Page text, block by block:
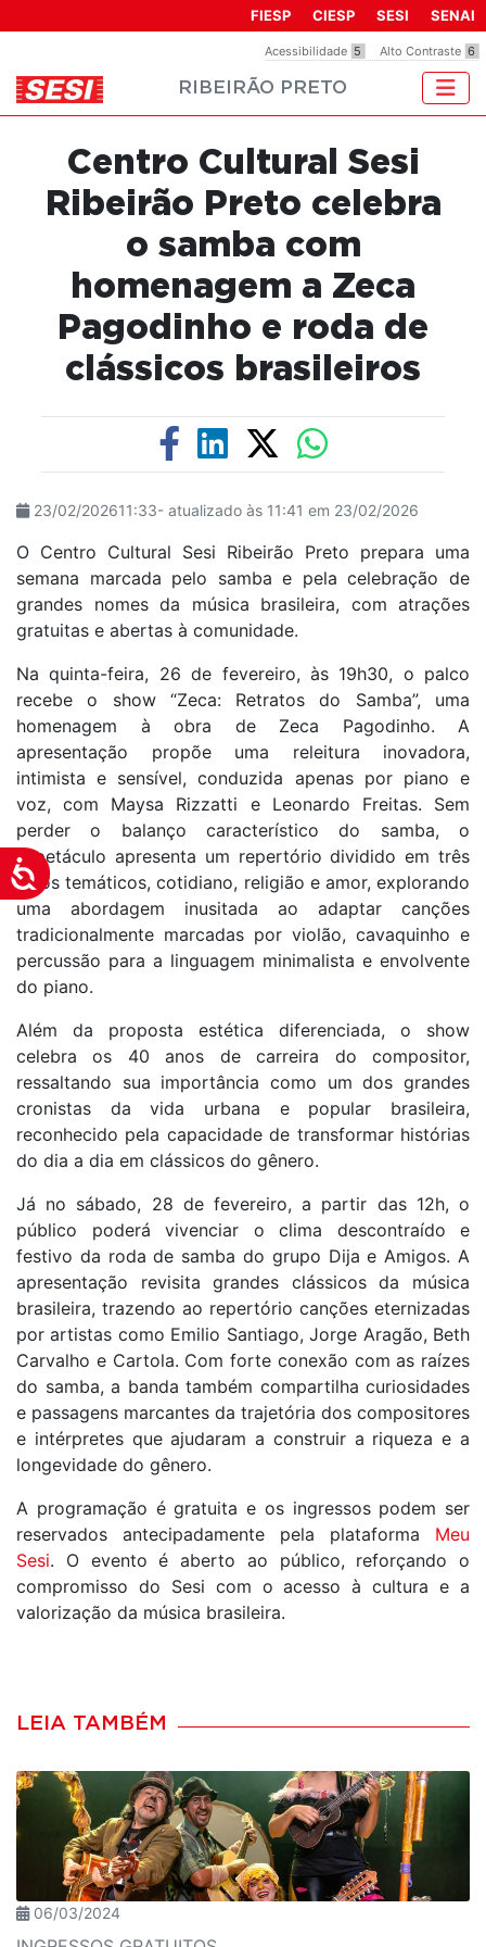
inclui
um
acessibilidade.
Acessibilidade
Acessibilidade 5 Alto Contraste 6
FIESP CIESP SESI SENAI
RIBEIRÃO PRETO
Centro Cultural Sesi
Ribeirão Preto celebra
o samba com
homenagem a Zeca
Pagodinho e roda de
clássicos brasileiros
23/02/202611:33- atualizado às 11:41 em 23/02/2026
O Centro Cultural Sesi Ribeirão Preto prepara uma
semana marcada pelo samba e pela celebração de
grandes nomes da música brasileira, com atrações
gratuitas e abertas à comunidade.
Na quinta-feira, 26 de fevereiro, às 19h30, o palco
recebe o show “Zeca: Retratos do Samba”, uma
homenagem à obra de Zeca Pagodinho. A
apresentação propõe uma releitura inovadora,
intimista e sensível, conduzida apenas por piano e
voz, com Maysa Rizzatti e Leonardo Freitas. Sem
perder o balanço característico do samba, o
espetáculo apresenta um repertório dividido em três
eixos temáticos, cotidiano, religião e amor, explorando
uma abordagem inusitada ao adaptar canções
tradicionalmente marcadas por violão, cavaquinho e
percussão para a linguagem minimalista e envolvente
do piano.
Além da proposta estética diferenciada, o show
celebra os 40 anos de carreira do compositor,
ressaltando sua importância como um dos grandes
cronistas da vida urbana e popular brasileira,
reconhecido pela capacidade de transformar histórias
do dia a dia em clássicos do gênero.
Já no sábado, 28 de fevereiro, a partir das 12h, o
público poderá vivenciar o clima descontraído e
festivo da roda de samba do grupo Dija e Amigos. A
apresentação revisita grandes clássicos da música
brasileira, trazendo ao repertório canções eternizadas
por artistas como Emilio Santiago, Jorge Aragão, Beth
Carvalho e Cartola. Com forte conexão com as raízes
do samba, a banda também compartilha curiosidades
e passagens marcantes da trajetória dos compositores
e intérpretes que ajudaram a construir a riqueza e a
longevidade do gênero.
A programação é gratuita e os ingressos podem ser
reservados antecipadamente pela plataforma Meu
Sesi. O evento é aberto ao público, reforçando o
compromisso do Sesi com o acesso à cultura e a
valorização da música brasileira.
LEIA TAMBÉM
06/03/2024